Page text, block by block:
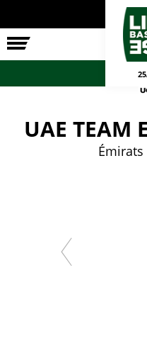
COURSE
UAE TEAM